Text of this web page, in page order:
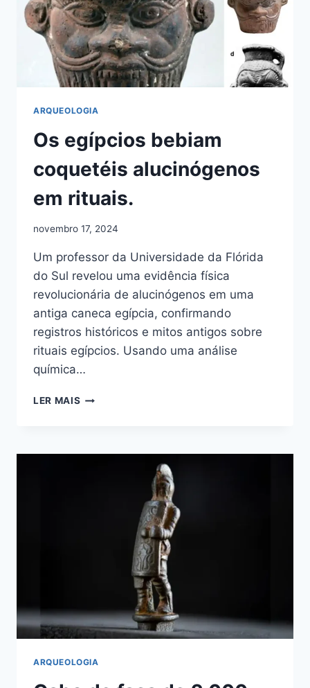
ARQUEOLOGIA
Os egípcios bebiam
coquetéis alucinógenos
em rituais.
novembro 17, 2024
Um professor da Universidade da Flórida
do Sul revelou uma evidência física
revolucionária de alucinógenos em uma
antiga caneca egípcia, confirmando
registros históricos e mitos antigos sobre
rituais egípcios. Usando uma análise
química…
LER MAIS OS
ALUCINÓGENOS
ARQUEOLOGIA